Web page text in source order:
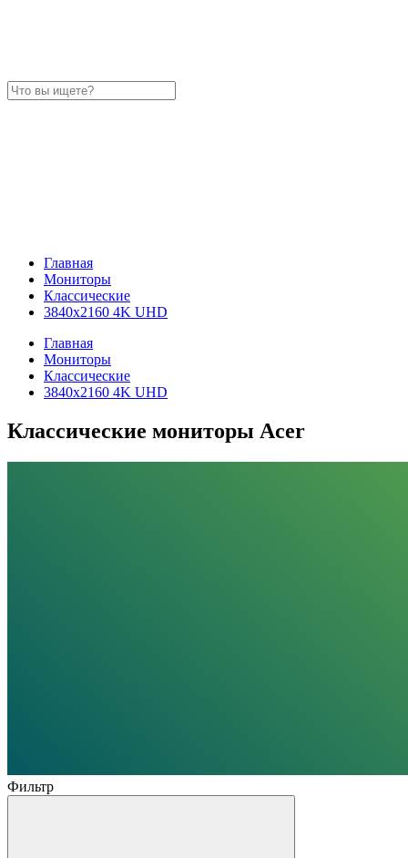
Главная
Мониторы
Классические
3840x2160 4K UHD
Главная
Мониторы
Классические
3840x2160 4K UHD
Классические мониторы Acer
Фильтр